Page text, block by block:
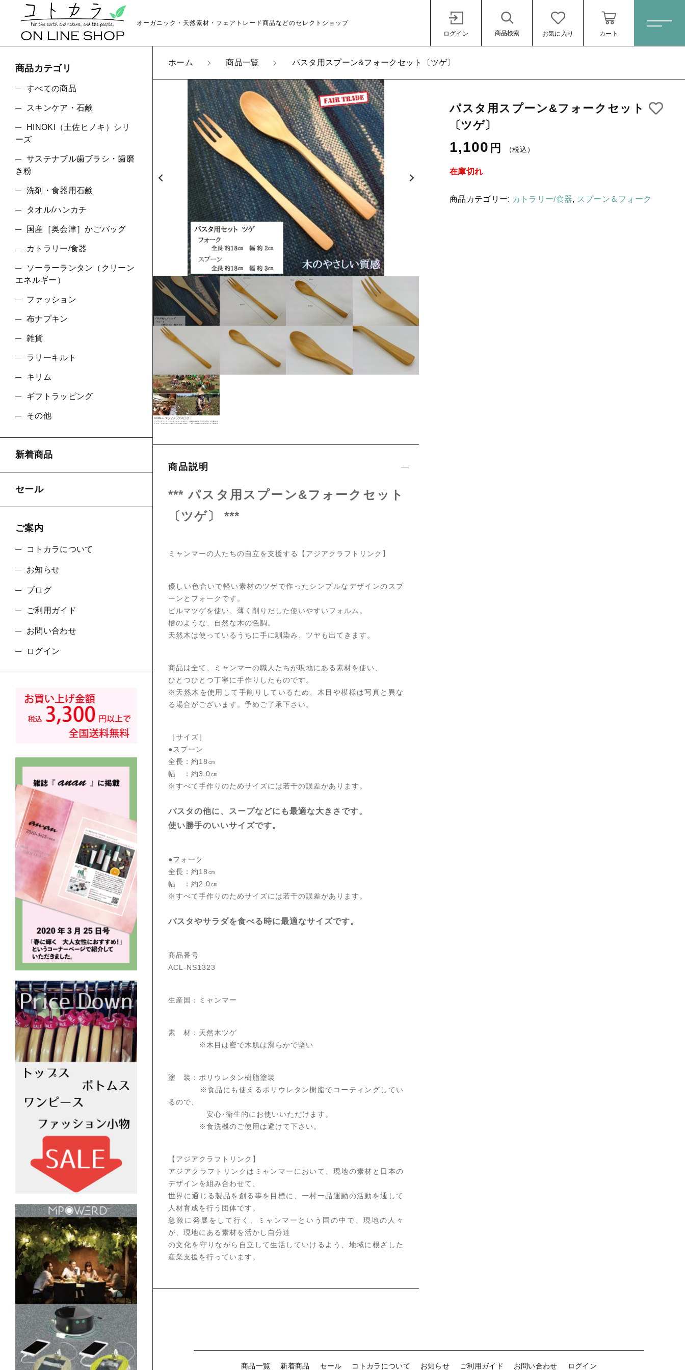
オーガニック・天然素材・フェアトレード商品などのセレクトショップ
ログイン
商品検索 お気に入り カート
ホーム 商品一覧 パスタ用スプーン&フォークセット〔ツゲ〕
商品説明
*** パスタ用スプーン&フォークセット
〔ツゲ〕 ***
ミャンマーの人たちの自立を支援する【アジアクラフトリンク】
優しい色合いで軽い素材のツゲで作ったシンプルなデザインのスプ
ーンとフォークです。
ビルマツゲを使い、薄く削りだした使いやすいフォルム。
檜のような、自然な木の色調。
天然木は使っているうちに手に馴染み、ツヤも出てきます。
商品は全て、ミャンマーの職人たちが現地にある素材を使い、
ひとつひとつ丁寧に手作りしたものです。
※天然木を使用して手削りしているため、木目や模様は写真と異な
る場合がございます。予めご了承下さい。
［サイズ］
●スプーン
全長：約18㎝
幅 ：約3.0㎝
※すべて手作りのためサイズには若干の誤差があります。
パスタの他に、スープなどにも最適な大きさです。
使い勝手のいいサイズです。
●フォーク
全長：約18㎝
幅 ：約2.0㎝
※すべて手作りのためサイズには若干の誤差があります。
パスタやサラダを食べる時に最適なサイズです。
商品番号
ACL-NS1323
生産国：ミャンマー
素 材：天然木ツゲ
※木目は密で木肌は滑らかで堅い
塗 装：ポリウレタン樹脂塗装
※食品にも使えるポリウレタン樹脂でコーティングしてい
るので、
安心･衛生的にお使いいただけます。
※食洗機のご使用は避けて下さい。
【アジアクラフトリンク】
アジアクラフトリンクはミャンマーにおいて、現地の素材と日本の
デザインを組み合わせて、
世界に通じる製品を創る事を目標に、一村一品運動の活動を通して
人材育成を行う団体です。
急激に発展をして行く、ミャンマーという国の中で、現地の人々
が、現地にある素材を活かし自分達
の文化を守りながら自立して生活していけるよう、地域に根ざした
産業支援を行っています。
パスタ用スプーン&フォークセット
〔ツゲ〕
1,100 円 （税込）
在庫切れ
商品カテゴリー: カトラリー/食器, スプーン＆フォーク
商品一覧 新着商品 セール コトカラについて お知らせ ご利用ガイド お問い合わせ ログイン
商品カテゴリ
すべての商品
スキンケア・石鹸
HINOKI（土佐ヒノキ）シリ
ーズ
サステナブル歯ブラシ・歯磨
き粉
洗剤・食器用石鹸
タオル/ハンカチ
国産［奥会津］かごバッグ
カトラリー/食器
ソーラーランタン（クリーン
エネルギー）
ファッション
布ナプキン
雑貨
ラリーキルト
キリム
ギフトラッピング
その他
新着商品
セール
ご案内
コトカラについて
お知らせ
ブログ
ご利用ガイド
お問い合わせ
ログイン
パスタ用スプーン&フォークセット〔ツゲ〕
数量
ショッピングを続ける
すべての商品
HINOKI（土佐ヒノキ）シリーズ
親カテゴリ 子カテゴリ
～
その他
在庫あり
並び順